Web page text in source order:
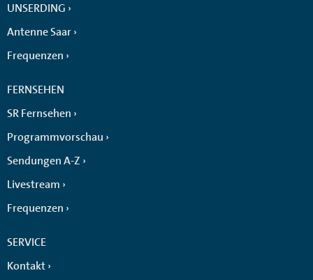
UNSERDING
Antenne Saar
Frequenzen
FERNSEHEN
SR Fernsehen
Programmvorschau
Sendungen A-Z
Livestream
Frequenzen
SERVICE
Kontakt